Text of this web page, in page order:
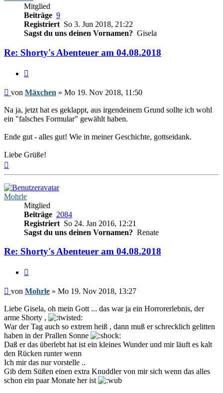
Mitglied
Beiträge 9
Registriert So 3. Jun 2018, 21:22
Sagst du uns deinen Vornamen? Gisela
Re: Shorty's Abenteuer am 04.08.2018
Beitrag
von Mäxchen » Mo 19. Nov 2018, 11:50
Na ja, jetzt hat es geklappt, aus irgendeinem Grund sollte ich wohl
ein "falsches Formular" gewählt haben.
Ende gut - alles gut! Wie in meiner Geschichte, gottseidank.
Liebe Grüße!
Mohrle
Mitglied
Beiträge 2084
Registriert So 24. Jan 2016, 12:21
Sagst du uns deinen Vornamen? Renate
Re: Shorty's Abenteuer am 04.08.2018
Beitrag
von Mohrle » Mo 19. Nov 2018, 13:27
Liebe Gisela, oh mein Gott ... das war ja ein Horrorerlebnis, der
arme Shorty ,
War der Tag auch so extrem heiß , dann muß er schrecklich gelitten
haben in der Prallen Sonne
Daß er das überlebt hat ist ein kleines Wunder und mir läuft es kalt
den Rücken runter wenn
Ich mir das nur vorstelle ..
Gib dem Süßen einen extra Knuddler von mir sich wenn das alles
schon ein paar Monate her ist